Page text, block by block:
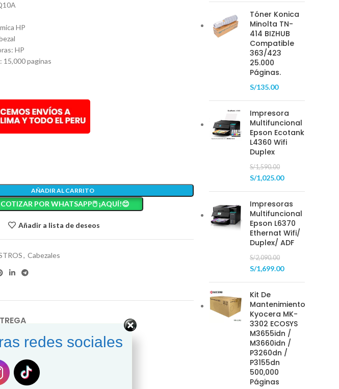
HP
HP
15,000 paginas
AÑADIR AL CARRITO
POR WHATSAPP🖱️ ¡AQUÍ!😊
Añadir a lista de deseos
, Cabezales
Tóner Konica
Minolta TN-
414 BIZHUB
Compatible
363/423
25.000
Páginas.
S/135.00
Impresora
Multifuncional
Epson Ecotank
L4360 Wifi
Duplex
S/1,590.00
S/1,025.00
Impresoras
Multifuncional
Epson L6370
Ethernat Wifi/
Duplex/ ADF
S/2,090.00
S/1,699.00
Kit De
Mantenimiento
Kyocera MK-
3302 ECOSYS
M3655idn /
M3660idn /
P3260dn /
P3155dn
500,000
Páginas
redes sociales